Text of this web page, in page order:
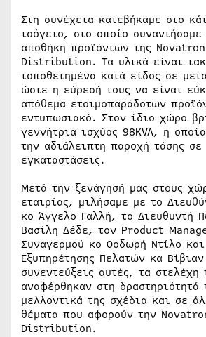
Στη συνέχεια κατεβήκαμε στο
ισόγειο, στο οποίο συναντήσαμε
αποθήκη προϊόντων της
Distribution. Τα υλικά είναι
τοποθετημένα κατά είδος σε
ώστε η εύρεσή τους να είναι
απόθεμα ετοιμοπαράδοτων
εντυπωσιακό. Στον ίδιο χώρο
γεννήτρια ισχύος 98KVA, η
την αδιάλειπτη παροχή τάσης σε
εγκαταστάσεις.
Μετά την ξενάγησή μας στους
εταιρίας, μιλήσαμε με το
κο Άγγελο Γαλλή, το Διευθυντή
Βασίλη Δέδε, τον Product
Συναγερμού κο Θοδωρή Ντίλο
Εξυπηρέτησης Πελατών κα
συνεντεύξεις αυτές, τα στελέχη
αναφέρθηκαν στη δραστηριότητά
μελλοντικά της σχέδια και σε
θέματα που αφορούν την
Distribution.